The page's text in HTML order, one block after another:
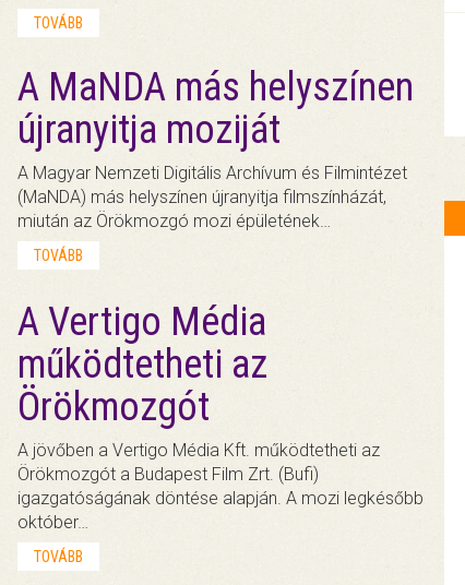
TOVÁBB
A MaNDA más helyszínen
újranyitja moziját
A Magyar Nemzeti Digitális Archívum és Filmintézet
(MaNDA) más helyszínen újranyitja filmszínházát,
miután az Örökmozgó mozi épületének…
TOVÁBB
A Vertigo Média
működtetheti az
Örökmozgót
A jövőben a Vertigo Média Kft. működtetheti az
Örökmozgót a Budapest Film Zrt. (Bufi)
igazgatóságának döntése alapján. A mozi legkésőbb
október…
TOVÁBB